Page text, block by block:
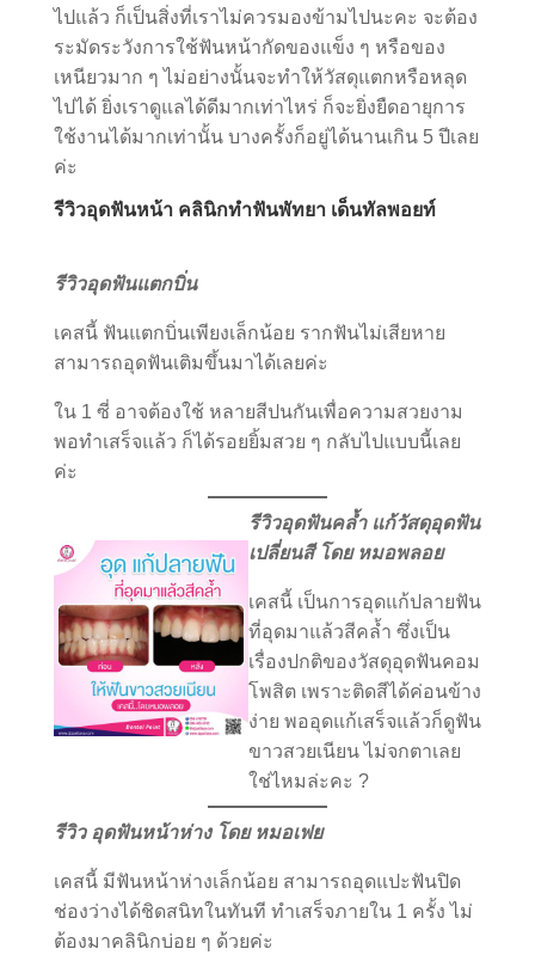
ไปแล้ว ก็เป็นสิ่งที่เราไม่ควรมองข้ามไปนะคะ จะต้อง
ระมัดระวังการใช้ฟันหน้ากัดของแข็ง ๆ หรือของ
เหนียวมาก ๆ ไม่อย่างนั้นจะทำให้วัสดุแตกหรือหลุด
ไปได้ ยิ่งเราดูแลได้ดีมากเท่าไหร่ ก็จะยิ่งยืดอายุการ
ใช้งานได้มากเท่านั้น บางครั้งก็อยู่ได้นานเกิน 5 ปีเลย
ค่ะ
รีวิวอุดฟันหน้า คลินิกทำฟันพัทยา เด็นทัลพอยท์
รีวิวอุดฟันแตกบิ่น
เคสนี้ ฟันแตกบิ่นเพียงเล็กน้อย รากฟันไม่เสียหาย
สามารถอุดฟันเติมขึ้นมาได้เลยค่ะ
ใน 1 ซี่ อาจต้องใช้ หลายสีปนกันเพื่อความสวยงาม
พอทำเสร็จแล้ว ก็ได้รอยยิ้มสวย ๆ กลับไปแบบนี้เลย
ค่ะ
รีวิวอุดฟันคล้ำ แก้วัสดุอุดฟัน
เปลี่ยนสี โดย หมอพลอย
เคสนี้ เป็นการอุดแก้ปลายฟัน
ที่อุดมาแล้วสีคล้ำ ซึ่งเป็น
เรื่องปกติของวัสดุอุดฟันคอม
โพสิต เพราะติดสีได้ค่อนข้าง
ง่าย พออุดแก้เสร็จแล้วก็ดูฟัน
ขาวสวยเนียน ไม่จกตาเลย
ใช่ไหมล่ะคะ ?
รีวิว อุดฟันหน้าห่าง โดย หมอเฟย
เคสนี้ มีฟันหน้าห่างเล็กน้อย สามารถอุดแปะฟันปิด
ช่องว่างได้ชิดสนิทในทันที ทำเสร็จภายใน 1 ครั้ง ไม่
ต้องมาคลินิกบ่อย ๆ ด้วยค่ะ